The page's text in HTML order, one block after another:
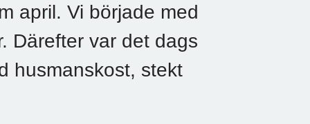
april. Vi började med
Därefter var det dags
husmanskost, stekt